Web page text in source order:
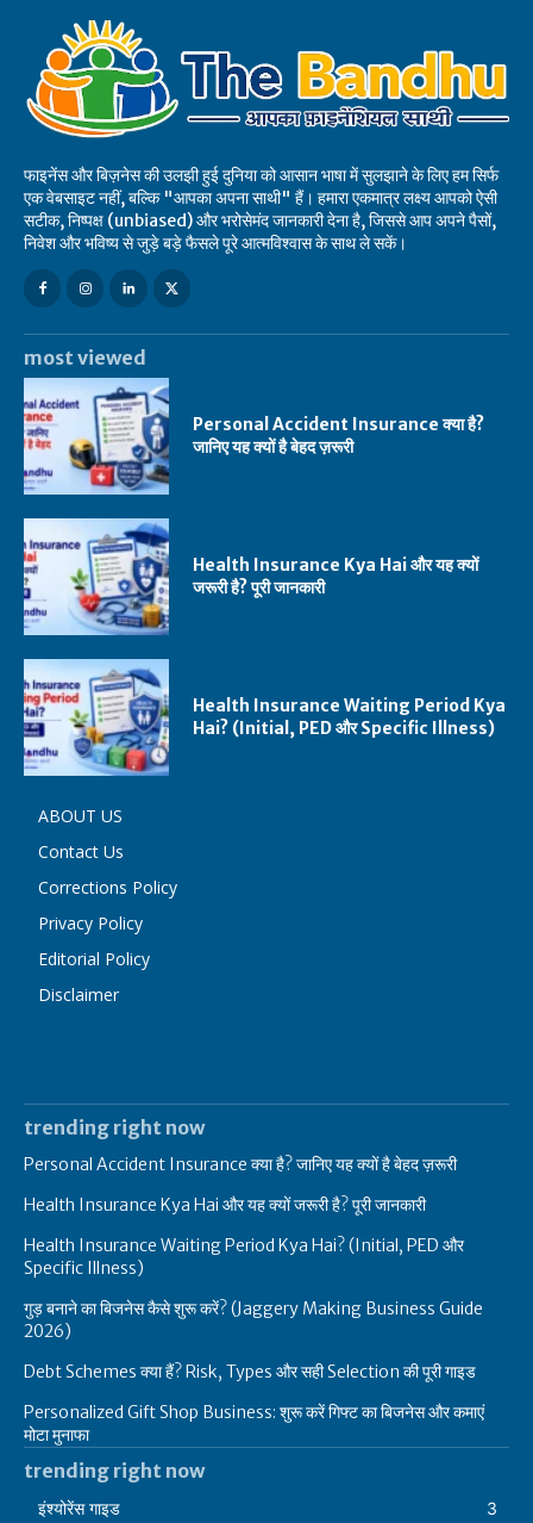
फाइनेंस और बिज़नेस की उलझी हुई दुनिया को आसान भाषा में सुलझाने के लिए हम सिर्फ
एक वेबसाइट नहीं, बल्कि "आपका अपना साथी" हैं। हमारा एकमात्र लक्ष्य आपको ऐसी
सटीक, निष्पक्ष (unbiased) और भरोसेमंद जानकारी देना है, जिससे आप अपने पैसों,
निवेश और भविष्य से जुड़े बड़े फैसले पूरे आत्मविश्वास के साथ ले सकें।
most viewed
Personal Accident Insurance क्या है?
जानिए यह क्यों है बेहद ज़रूरी
Health Insurance Kya Hai और यह क्यों
जरूरी है? पूरी जानकारी
Health Insurance Waiting Period Kya
Hai? (Initial, PED और Specific Illness)
ABOUT US
Contact Us
Corrections Policy
Privacy Policy
Editorial Policy
Disclaimer
trending right now
Personal Accident Insurance क्या है? जानिए यह क्यों है बेहद ज़रूरी
Health Insurance Kya Hai और यह क्यों जरूरी है? पूरी जानकारी
Health Insurance Waiting Period Kya Hai? (Initial, PED और
Specific Illness)
गुड़ बनाने का बिजनेस कैसे शुरू करें? (Jaggery Making Business Guide
2026)
Debt Schemes क्या हैं? Risk, Types और सही Selection की पूरी गाइड
Personalized Gift Shop Business: शुरू करें गिफ्ट का बिजनेस और कमाएं
मोटा मुनाफा
trending right now
इंश्योरेंस गाइड 3